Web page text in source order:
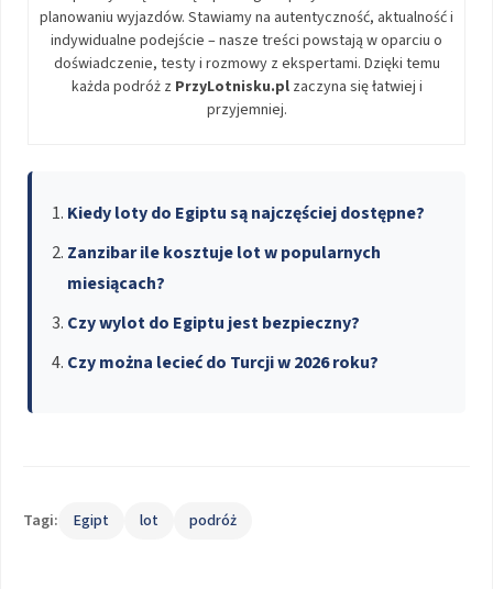
planowaniu wyjazdów. Stawiamy na autentyczność, aktualność i
indywidualne podejście – nasze treści powstają w oparciu o
doświadczenie, testy i rozmowy z ekspertami. Dzięki temu
każda podróż z PrzyLotnisku.plzaczyna się łatwiej i
przyjemniej.
Kiedy loty do Egiptu są najczęściej dostępne?
Zanzibar ile kosztuje lot w popularnych
miesiącach?
Czy wylot do Egiptu jest bezpieczny?
Czy można lecieć do Turcji w 2026 roku?
Tagi: Egipt lot podróż